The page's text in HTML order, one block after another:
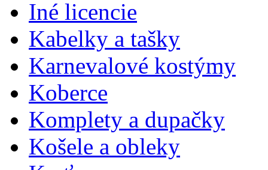
Iné licencie
Kabelky a tašky
Karnevalové kostýmy
Koberce
Komplety a dupačky
Košele a obleky